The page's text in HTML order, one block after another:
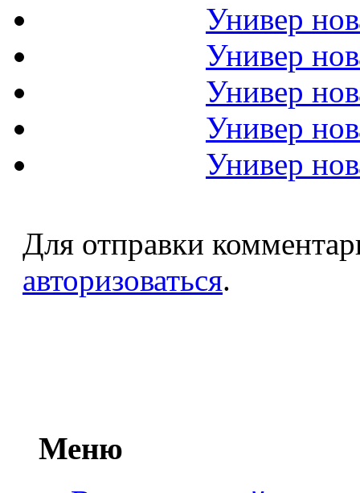
Универ
Универ
Универ
Универ
Универ
Для отправки
авторизоваться.
Меню